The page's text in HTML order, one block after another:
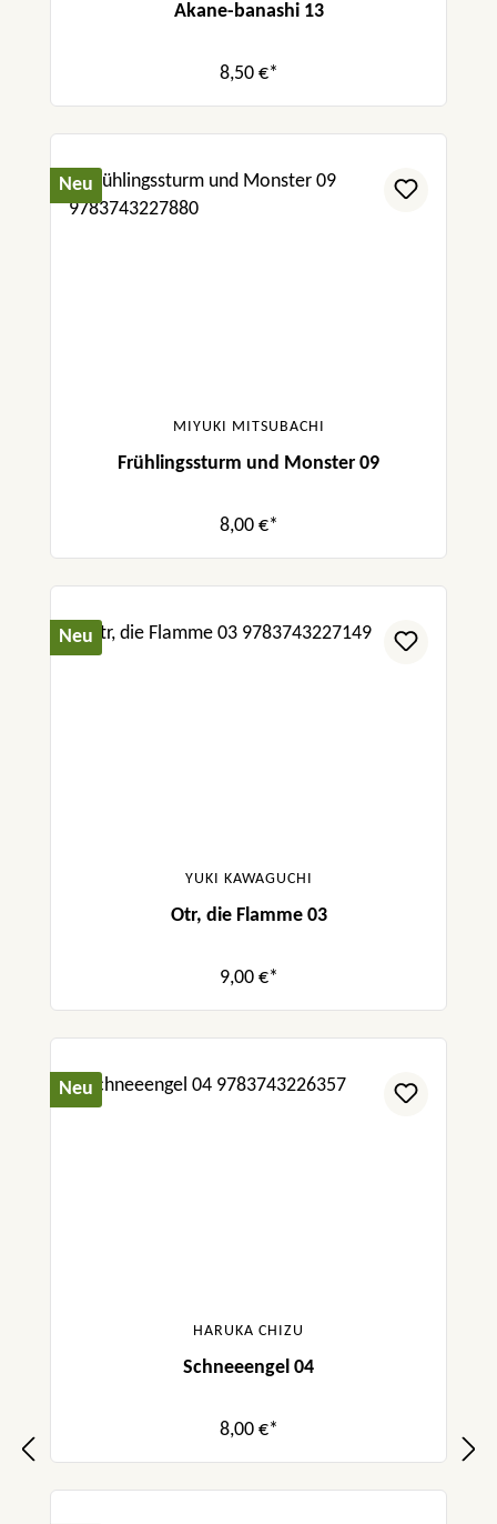
Akane-banashi 13
8,50 €*
Neu
MIYUKI MITSUBACHI
Frühlingssturm und Monster 09
8,00 €*
Neu
YUKI KAWAGUCHI
Otr, die Flamme 03
9,00 €*
Neu
HARUKA CHIZU
Schneeengel 04
8,00 €*